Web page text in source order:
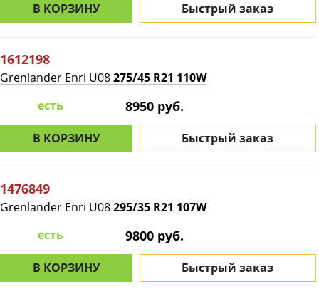
В КОРЗИНУ Быстрый заказ
1612198
Grenlander Enri U08275/45 R21 110W
есть
8950 руб.
В КОРЗИНУ Быстрый заказ
1476849
Grenlander Enri U08295/35 R21 107W
есть
9800 руб.
В КОРЗИНУ Быстрый заказ